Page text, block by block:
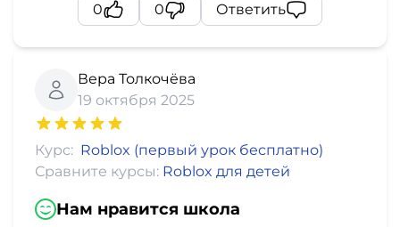
0 0 Ответить
Вера Толкочёва
19 октября 2025
Курс: Roblox (первый урок бесплатно)
Сравните курсы: Roblox для детей
Нам нравится школа